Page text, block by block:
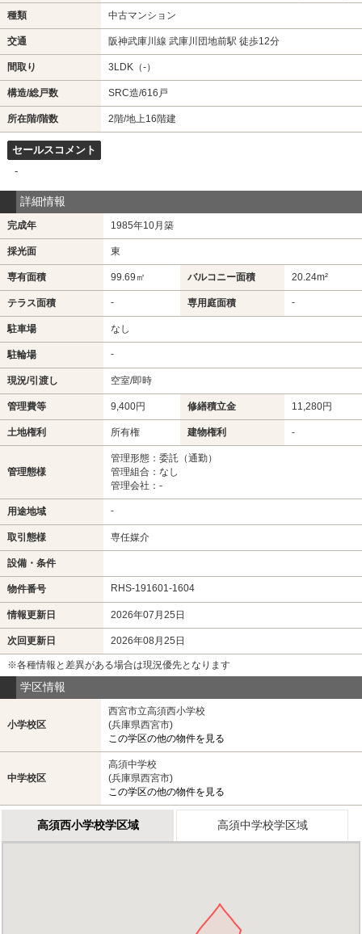
種類 中古マンション
交通 阪神武庫川線 武庫川団地前駅 徒歩12分
間取り 3LDK（-）
構造/総戸数 SRC造/616戸
所在階/階数 2階/地上16階建
セールスコメント
-
詳細情報
完成年 1985年10月築
採光面 東
専有面積 99.69㎡ バルコニー面積 20.24m²
テラス面積 - 専用庭面積 -
駐車場 なし
駐輪場 -
現況/引渡し 空室/即時
管理費等 9,400円 修繕積立金 11,280円
土地権利 所有権 建物権利 -
管理態様
管理形態：委託（通勤）
管理組合：なし
管理会社：-
用途地域 -
取引態様 専任媒介
設備・条件
物件番号 RHS-191601-1604
情報更新日 2026年07月25日
次回更新日 2026年08月25日
※各種情報と差異がある場合は現況優先となります
学区情報
小学校区
西宮市立高須西小学校
(兵庫県西宮市)
この学区の他の物件を見る
中学校区
高須中学校
(兵庫県西宮市)
この学区の他の物件を見る
高須西小学校学区域 高須中学校学区域